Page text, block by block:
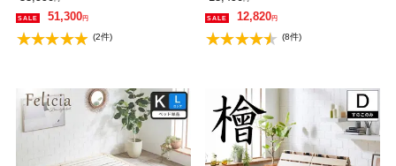
51,300円
(2件)
12,820円
(8件)